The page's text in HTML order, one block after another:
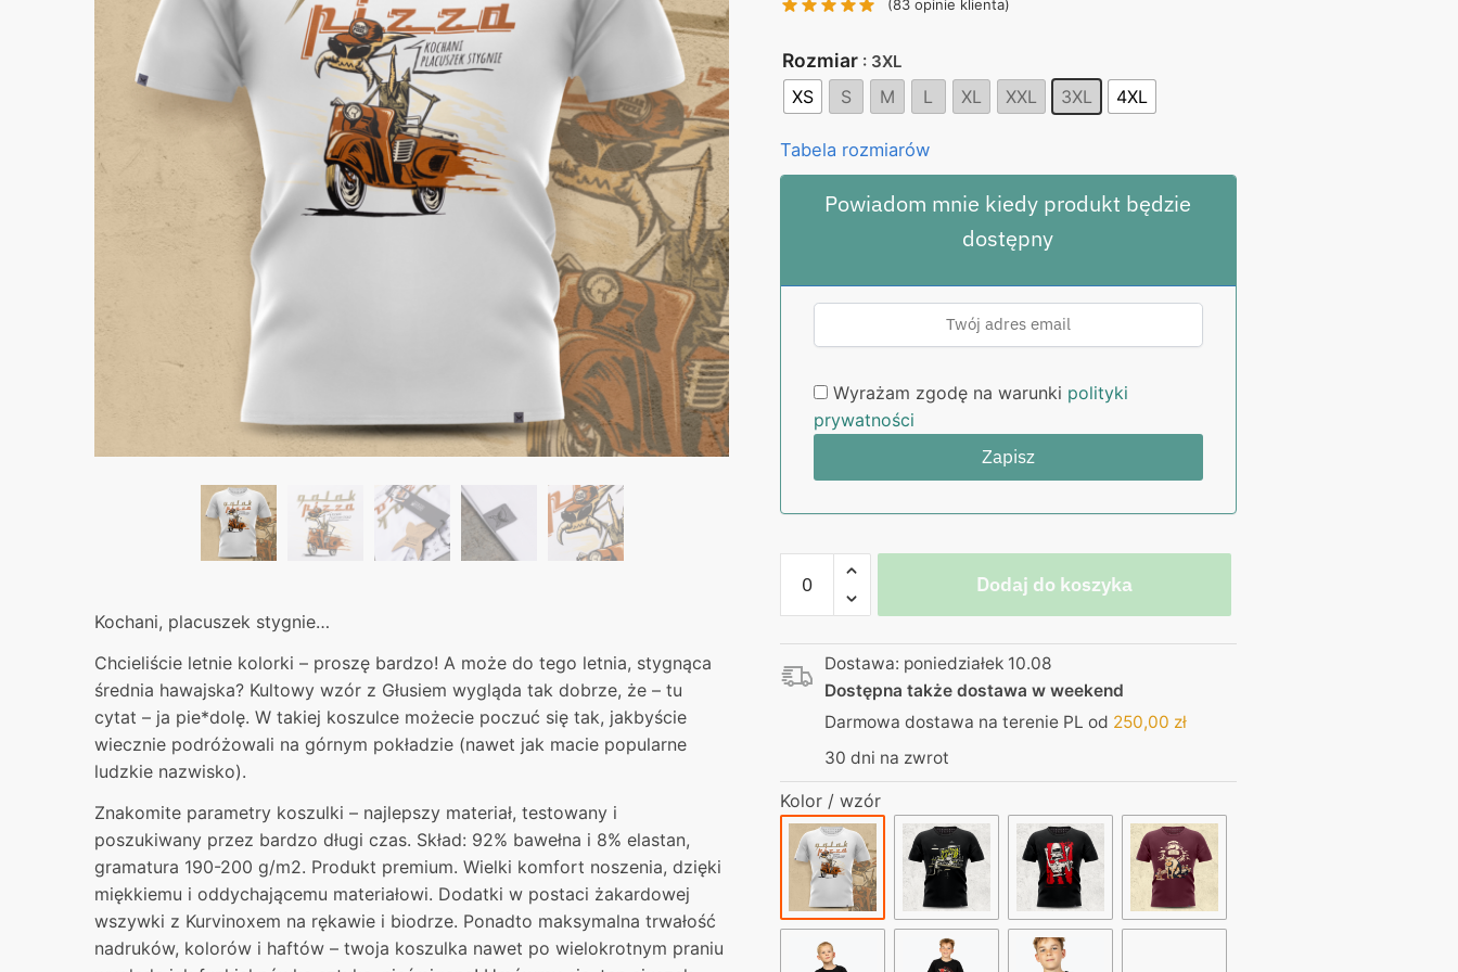
Kochani, placuszek stygnie…
Chcieliście letnie kolorki – proszę bardzo! A może do tego letnia, stygnąca
średnia hawajska? Kultowy wzór z Głusiem wygląda tak dobrze, że – tu
cytat – ja pie*dolę. W takiej koszulce możecie poczuć się tak, jakbyście
wiecznie podróżowali na górnym pokładzie (nawet jak macie popularne
ludzkie nazwisko).
Znakomite parametry koszulki – najlepszy materiał, testowany i
poszukiwany przez bardzo długi czas. Skład: 92% bawełna i 8% elastan,
gramatura 190-200 g/m2. Produkt premium. Wielki komfort noszenia, dzięki
miękkiemu i oddychającemu materiałowi. Dodatki w postaci żakardowej
wszywki z Kurvinoxem na rękawie i biodrze. Ponadto maksymalna trwałość
nadruków, kolorów i haftów – twoja koszulka nawet po wielokrotnym praniu
130,00 zł.
(83 opinie klienta)
Rozmiar : 3XL
XS S M L XL XXL 3XL 4XL
Tabela rozmiarów
Powiadom mnie kiedy produkt będzie
dostępny
Wyrażam zgodę na warunki polityki
prywatności
Koszulka
biała
–
Galak
Dodaj do koszyka
Dostawa: poniedziałek 10.08
Dostępna także dostawa w weekend
Darmowa dostawa na terenie PL od 250,00 zł
30 dni na zwrot
Kolor / wzór